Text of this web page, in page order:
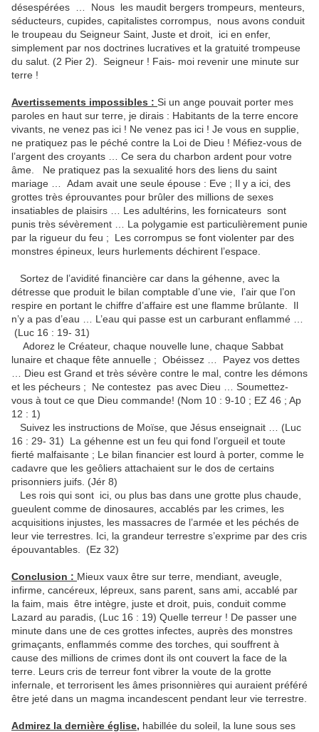
désespérées … Nous les maudit bergers trompeurs, menteurs,
séducteurs, cupides, capitalistes corrompus, nous avons conduit
le troupeau du Seigneur Saint, Juste et droit, ici en enfer,
simplement par nos doctrines lucratives et la gratuité trompeuse
du salut. (2 Pier 2). Seigneur ! Fais- moi revenir une minute sur
terre !
Avertissements impossibles : Si un ange pouvait porter mes
paroles en haut sur terre, je dirais : Habitants de la terre encore
vivants, ne venez pas ici ! Ne venez pas ici ! Je vous en supplie,
ne pratiquez pas le péché contre la Loi de Dieu ! Méfiez-vous de
l’argent des croyants … Ce sera du charbon ardent pour votre
âme. Ne pratiquez pas la sexualité hors des liens du saint
mariage … Adam avait une seule épouse : Eve ; Il y a ici, des
grottes très éprouvantes pour brûler des millions de sexes
insatiables de plaisirs … Les adultérins, les fornicateurs sont
punis très sévèrement … La polygamie est particulièrement punie
par la rigueur du feu ; Les corrompus se font violenter par des
monstres épineux, leurs hurlements déchirent l’espace.
Sortez de l’avidité financière car dans la géhenne, avec la
détresse que produit le bilan comptable d’une vie, l’air que l’on
respire en portant le chiffre d’affaire est une flamme brûlante. Il
n’y a pas d’eau … L’eau qui passe est un carburant enflammé …
(Luc 16 : 19- 31)
Adorez le Créateur, chaque nouvelle lune, chaque Sabbat
lunaire et chaque fête annuelle ; Obéissez … Payez vos dettes
… Dieu est Grand et très sévère contre le mal, contre les démons
et les pécheurs ; Ne contestez pas avec Dieu … Soumettez-
vous à tout ce que Dieu commande! (Nom 10 : 9-10 ; EZ 46 ; Ap
12 : 1)
Suivez les instructions de Moïse, que Jésus enseignait … (Luc
16 : 29- 31) La géhenne est un feu qui fond l’orgueil et toute
fierté malfaisante ; Le bilan financier est lourd à porter, comme le
cadavre que les geôliers attachaient sur le dos de certains
prisonniers juifs. (Jér 8)
Les rois qui sont ici, ou plus bas dans une grotte plus chaude,
gueulent comme de dinosaures, accablés par les crimes, les
acquisitions injustes, les massacres de l’armée et les péchés de
leur vie terrestres. Ici, la grandeur terrestre s’exprime par des cris
épouvantables. (Ez 32)
Conclusion : Mieux vaux être sur terre, mendiant, aveugle,
infirme, cancéreux, lépreux, sans parent, sans ami, accablé par
la faim, mais être intègre, juste et droit, puis, conduit comme
Lazard au paradis, (Luc 16 : 19) Quelle terreur ! De passer une
minute dans une de ces grottes infectes, auprès des monstres
grimaçants, enflammés comme des torches, qui souffrent à
cause des millions de crimes dont ils ont couvert la face de la
terre. Leurs cris de terreur font vibrer la voute de la grotte
infernale, et terrorisent les âmes prisonnières qui auraient préféré
être jeté dans un magma incandescent pendant leur vie terrestre.
Admirez la dernière église, habillée du soleil, la lune sous ses